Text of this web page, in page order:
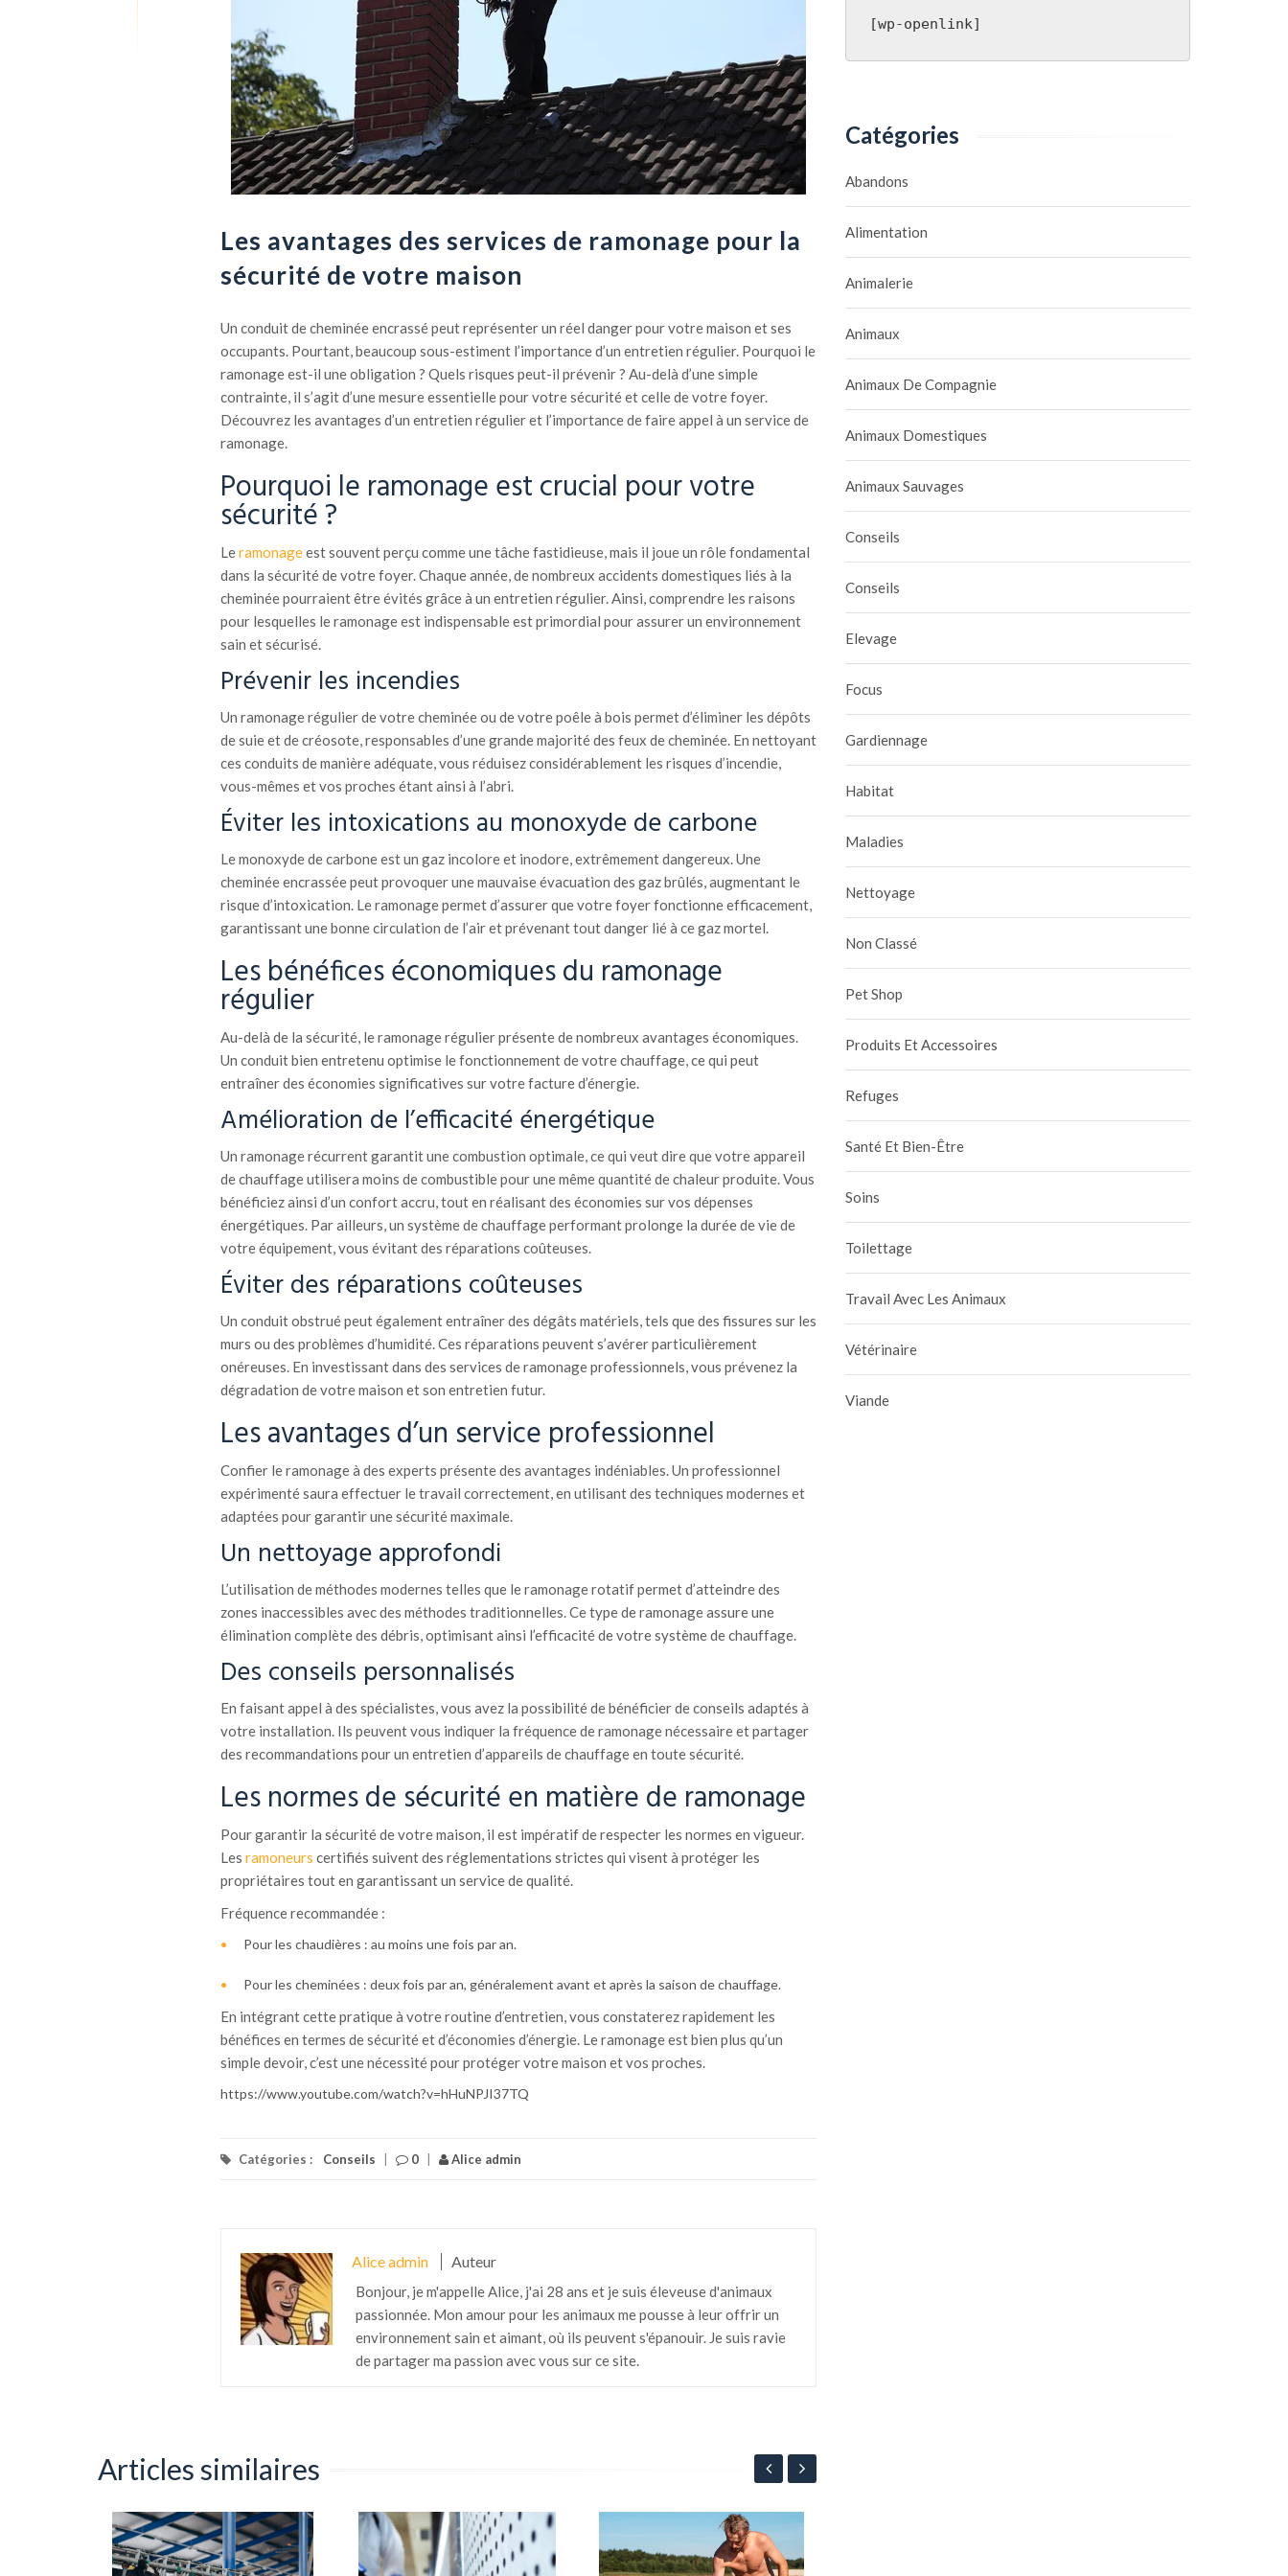
Les avantages des services de ramonage pour la
sécurité de votre maison
Un conduit de cheminée encrassé peut représenter un réel danger pour votre maison et ses
occupants. Pourtant, beaucoup sous-estiment l’importance d’un entretien régulier. Pourquoi le
ramonage est-il une obligation ? Quels risques peut-il prévenir ? Au-delà d’une simple
contrainte, il s’agit d’une mesure essentielle pour votre sécurité et celle de votre foyer.
Découvrez les avantages d’un entretien régulier et l’importance de faire appel à un service de
ramonage.
Pourquoi le ramonage est crucial pour votre
sécurité ?
Leramonageest souvent perçu comme une tâche fastidieuse, mais il joue un rôle fondamental
dans la sécurité de votre foyer. Chaque année, de nombreux accidents domestiques liés à la
cheminée pourraient être évités grâce à un entretien régulier. Ainsi, comprendre les raisons
pour lesquelles le ramonage est indispensable est primordial pour assurer un environnement
sain et sécurisé.
Prévenir les incendies
Un ramonage régulier de votre cheminée ou de votre poêle à bois permet d’éliminer les dépôts
de suie et de créosote, responsables d’une grande majorité des feux de cheminée. En nettoyant
ces conduits de manière adéquate, vous réduisez considérablement les risques d’incendie,
vous-mêmes et vos proches étant ainsi à l’abri.
Éviter les intoxications au monoxyde de carbone
Le monoxyde de carbone est un gaz incolore et inodore, extrêmement dangereux. Une
cheminée encrassée peut provoquer une mauvaise évacuation des gaz brûlés, augmentant le
risque d’intoxication. Le ramonage permet d’assurer que votre foyer fonctionne efficacement,
garantissant une bonne circulation de l’air et prévenant tout danger lié à ce gaz mortel.
Les bénéfices économiques du ramonage
régulier
Au-delà de la sécurité, le ramonage régulier présente de nombreux avantages économiques.
Un conduit bien entretenu optimise le fonctionnement de votre chauffage, ce qui peut
entraîner des économies significatives sur votre facture d’énergie.
Amélioration de l’efficacité énergétique
Un ramonage récurrent garantit une combustion optimale, ce qui veut dire que votre appareil
de chauffage utilisera moins de combustible pour une même quantité de chaleur produite. Vous
bénéficiez ainsi d’un confort accru, tout en réalisant des économies sur vos dépenses
énergétiques. Par ailleurs, un système de chauffage performant prolonge la durée de vie de
votre équipement, vous évitant des réparations coûteuses.
Éviter des réparations coûteuses
Un conduit obstrué peut également entraîner des dégâts matériels, tels que des fissures sur les
murs ou des problèmes d’humidité. Ces réparations peuvent s’avérer particulièrement
onéreuses. En investissant dans des services de ramonage professionnels, vous prévenez la
dégradation de votre maison et son entretien futur.
Les avantages d’un service professionnel
Confier le ramonage à des experts présente des avantages indéniables. Un professionnel
expérimenté saura effectuer le travail correctement, en utilisant des techniques modernes et
adaptées pour garantir une sécurité maximale.
Un nettoyage approfondi
L’utilisation de méthodes modernes telles que le ramonage rotatif permet d’atteindre des
zones inaccessibles avec des méthodes traditionnelles. Ce type de ramonage assure une
élimination complète des débris, optimisant ainsi l’efficacité de votre système de chauffage.
Des conseils personnalisés
En faisant appel à des spécialistes, vous avez la possibilité de bénéficier de conseils adaptés à
votre installation. Ils peuvent vous indiquer la fréquence de ramonage nécessaire et partager
des recommandations pour un entretien d’appareils de chauffage en toute sécurité.
Les normes de sécurité en matière de ramonage
Pour garantir la sécurité de votre maison, il est impératif de respecter les normes en vigueur.
Les ramoneurs certifiés suivent des réglementations strictes qui visent à protéger les
propriétaires tout en garantissant un service de qualité.
Fréquence recommandée :
Pour les chaudières : au moins une fois par an.
Pour les cheminées : deux fois par an, généralement avant et après la saison de chauffage.
En intégrant cette pratique à votre routine d’entretien, vous constaterez rapidement les
bénéfices en termes de sécurité et d’économies d’énergie. Le ramonage est bien plus qu’un
simple devoir, c’est une nécessité pour protéger votre maison et vos proches.
https://www.youtube.com/watch?v=hHuNPJI37TQ
Catégories : Conseils 0 Alice admin
Alice admin Auteur
Bonjour, je m'appelle Alice, j'ai 28 ans et je suis éleveuse d'animaux
passionnée. Mon amour pour les animaux me pousse à leur offrir un
environnement sain et aimant, où ils peuvent s'épanouir. Je suis ravie
de partager ma passion avec vous sur ce site.
Articles similaires
[wp-openlink]
Catégories
Abandons
Alimentation
Animalerie
Animaux
Animaux De Compagnie
Animaux Domestiques
Animaux Sauvages
Conseils
Conseils
Elevage
Focus
Gardiennage
Habitat
Maladies
Nettoyage
Non Classé
Pet Shop
Produits Et Accessoires
Refuges
Santé Et Bien-Être
Soins
Toilettage
Travail Avec Les Animaux
Vétérinaire
Viande